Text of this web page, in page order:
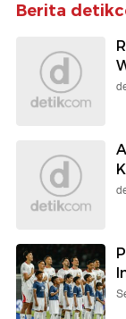
Berita